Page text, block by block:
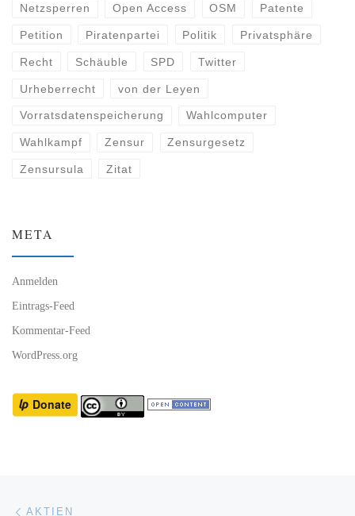
Netzsperren Open Access OSM Patente
Petition Piratenpartei Politik Privatsphäre
Recht Schäuble SPD Twitter
Urheberrecht von der Leyen
Vorratsdatenspeicherung Wahlcomputer
Wahlkampf Zensur Zensurgesetz
Zensursula Zitat
META
Anmelden
Eintrags-Feed
Kommentar-Feed
WordPress.org
Beitragsnavigation
AKTIEN